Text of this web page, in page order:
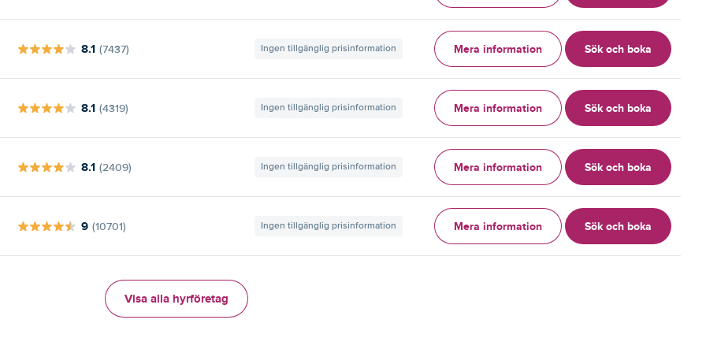
8.1 (7437) Ingen tillgänglig prisinformation Mera information Sök och boka
8.1 (4319) Ingen tillgänglig prisinformation Mera information Sök och boka
8.1 (2409) Ingen tillgänglig prisinformation Mera information Sök och boka
9 (10701) Ingen tillgänglig prisinformation Mera information Sök och boka
Visa alla hyrföretag